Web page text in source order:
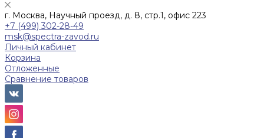
г. Москва, Научный проезд, д. 8, стр.1, офис 223
+7 (499) 302-28-49
msk@spectra-zavod.ru
Личный кабинет
Корзина
Отложенные
Сравнение товаров